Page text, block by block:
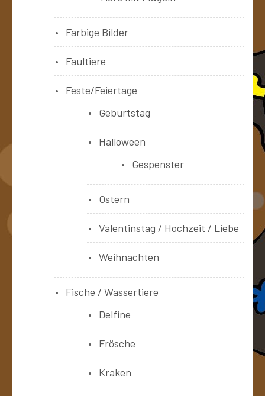
Farbige Bilder
Faultiere
Feste/Feiertage
Geburtstag
Halloween
Gespenster
Ostern
Valentinstag / Hochzeit / Liebe
Weihnachten
Fische / Wassertiere
Delfine
Frösche
Kraken